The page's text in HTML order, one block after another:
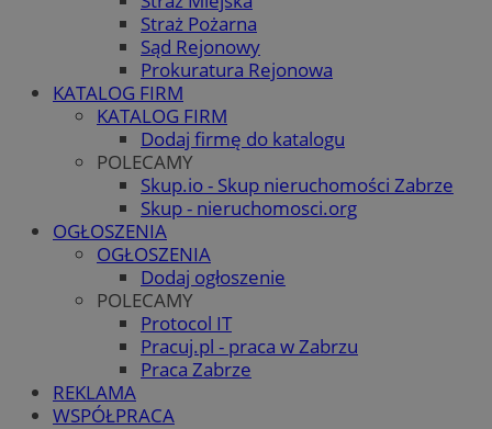
Straż Pożarna
Sąd Rejonowy
Prokuratura Rejonowa
KATALOG FIRM
KATALOG FIRM
Dodaj firmę do katalogu
POLECAMY
Skup.io - Skup nieruchomości Zabrze
Skup - nieruchomosci.org
OGŁOSZENIA
OGŁOSZENIA
Dodaj ogłoszenie
POLECAMY
Protocol IT
Pracuj.pl - praca w Zabrzu
Praca Zabrze
REKLAMA
WSPÓŁPRACA